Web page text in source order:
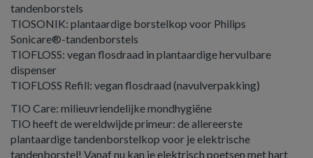
tandenborstels
TIOSONIK: plantaardige borstelkop voor Philips
Sonicare®-tandenborstels
TIOFLOSS: vegan flosdraad in plantaardige hervulbare
dispenser
TIOFLOSS Refill: vegan flosdraad (navulverpakking)
TIO Care: milieuvriendelijke mondhygiëne
TIO heeft de wereldwijde primeur: de allereerste
plantaardige tandenborstelkop voor je elektrische
tandenborstel! Vanaf nu kan je elektrisch poetsen met hart